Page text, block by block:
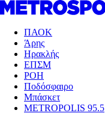
ΠΑΟΚ
Άρης
Ηρακλής
ΕΠΣΜ
ΡΟΗ
Ποδόσφαιρο
Μπάσκετ
METROPOLIS 95.5